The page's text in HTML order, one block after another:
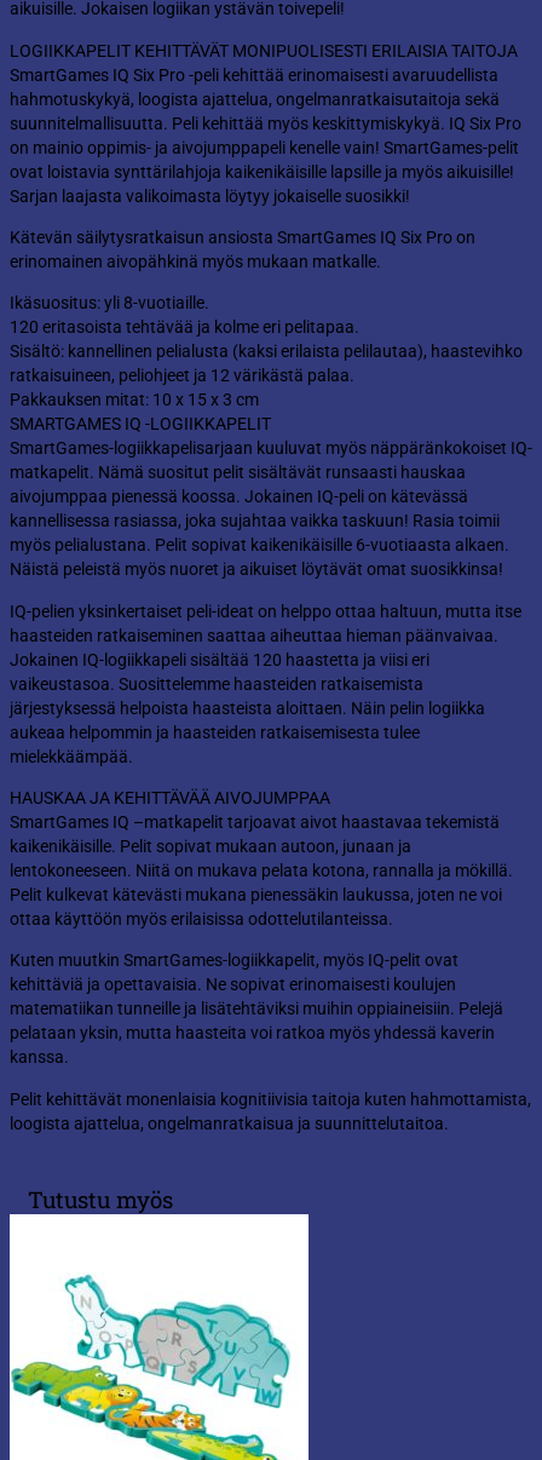
aikuisille. Jokaisen logiikan ystävän toivepeli!
LOGIIKKAPELIT KEHITTÄVÄT MONIPUOLISESTI ERILAISIA TAITOJA
SmartGames IQ Six Pro -peli kehittää erinomaisesti avaruudellista
hahmotuskykyä, loogista ajattelua, ongelmanratkaisutaitoja sekä
suunnitelmallisuutta. Peli kehittää myös keskittymiskykyä. IQ Six Pro
on mainio oppimis- ja aivojumppapeli kenelle vain! SmartGames-pelit
ovat loistavia synttärilahjoja kaikenikäisille lapsille ja myös aikuisille!
Sarjan laajasta valikoimasta löytyy jokaiselle suosikki!
Kätevän säilytysratkaisun ansiosta SmartGames IQ Six Pro on
erinomainen aivopähkinä myös mukaan matkalle.
Ikäsuositus: yli 8-vuotiaille.
120 eritasoista tehtävää ja kolme eri pelitapaa.
Sisältö: kannellinen pelialusta (kaksi erilaista pelilautaa), haastevihko
ratkaisuineen, peliohjeet ja 12 värikästä palaa.
Pakkauksen mitat: 10 x 15 x 3 cm
SMARTGAMES IQ -LOGIIKKAPELIT
SmartGames-logiikkapelisarjaan kuuluvat myös näppäränkokoiset IQ-
matkapelit. Nämä suositut pelit sisältävät runsaasti hauskaa
aivojumppaa pienessä koossa. Jokainen IQ-peli on kätevässä
kannellisessa rasiassa, joka sujahtaa vaikka taskuun! Rasia toimii
myös pelialustana. Pelit sopivat kaikenikäisille 6-vuotiaasta alkaen.
Näistä peleistä myös nuoret ja aikuiset löytävät omat suosikkinsa!
IQ-pelien yksinkertaiset peli-ideat on helppo ottaa haltuun, mutta itse
haasteiden ratkaiseminen saattaa aiheuttaa hieman päänvaivaa.
Jokainen IQ-logiikkapeli sisältää 120 haastetta ja viisi eri
vaikeustasoa. Suosittelemme haasteiden ratkaisemista
järjestyksessä helpoista haasteista aloittaen. Näin pelin logiikka
aukeaa helpommin ja haasteiden ratkaisemisesta tulee
mielekkäämpää.
HAUSKAA JA KEHITTÄVÄÄ AIVOJUMPPAA
SmartGames IQ –matkapelit tarjoavat aivot haastavaa tekemistä
kaikenikäisille. Pelit sopivat mukaan autoon, junaan ja
lentokoneeseen. Niitä on mukava pelata kotona, rannalla ja mökillä.
Pelit kulkevat kätevästi mukana pienessäkin laukussa, joten ne voi
ottaa käyttöön myös erilaisissa odottelutilanteissa.
Kuten muutkin SmartGames-logiikkapelit, myös IQ-pelit ovat
kehittäviä ja opettavaisia. Ne sopivat erinomaisesti koulujen
matematiikan tunneille ja lisätehtäviksi muihin oppiaineisiin. Pelejä
pelataan yksin, mutta haasteita voi ratkoa myös yhdessä kaverin
kanssa.
Pelit kehittävät monenlaisia kognitiivisia taitoja kuten hahmottamista,
loogista ajattelua, ongelmanratkaisua ja suunnittelutaitoa.
Tutustu myös